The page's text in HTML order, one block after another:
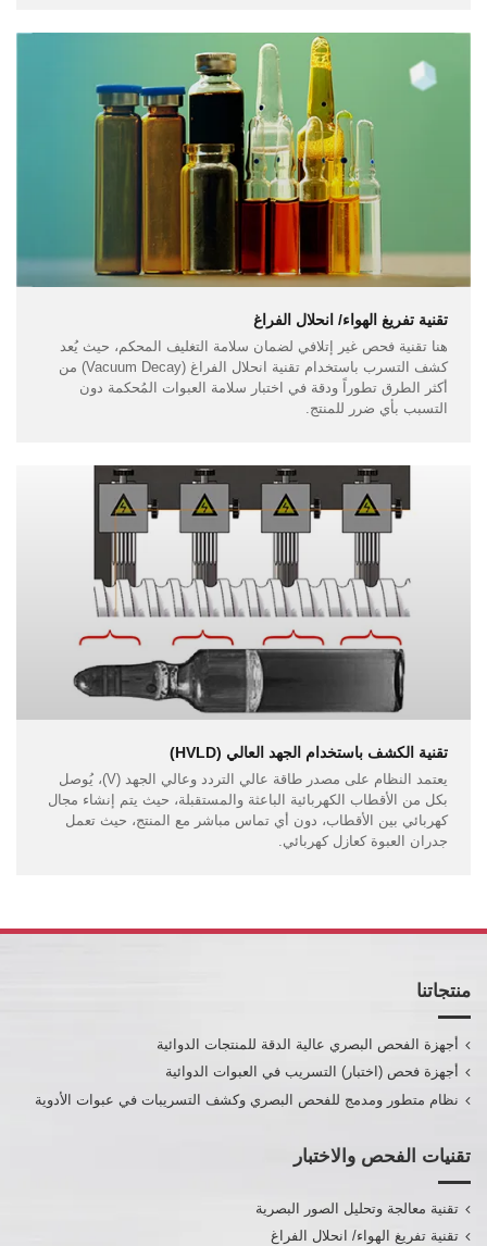
تقنية تفريغ الهواء/ انحلال الفراغ
هنا تقنية فحص غير إتلافي لضمان سلامة التغليف المحكم، حيث يُعد
كشف التسرب باستخدام تقنية انحلال الفراغ (Vacuum Decay) من
أكثر الطرق تطوراً ودقة في اختبار سلامة العبوات المُحكمة دون
التسبب بأي ضرر للمنتج.
تقنية الكشف باستخدام الجهد العالي (HVLD)
يعتمد النظام على مصدر طاقة عالي التردد وعالي الجهد (V)، يُوصل
بكل من الأقطاب الكهربائية الباعثة والمستقبلة، حيث يتم إنشاء مجال
كهربائي بين الأقطاب، دون أي تماس مباشر مع المنتج، حيث تعمل
جدران العبوة كعازل كهربائي.
منتجاتنا
أجهزة الفحص البصري عالية الدقة للمنتجات الدوائية
أجهزة فحص (اختبار) التسريب في العبوات الدوائية
نظام متطور ومدمج للفحص البصري وكشف التسريبات في عبوات الأدوية
تقنيات الفحص والاختبار
تقنية معالجة وتحليل الصور البصرية
تقنية تفريغ الهواء/ انحلال الفراغ